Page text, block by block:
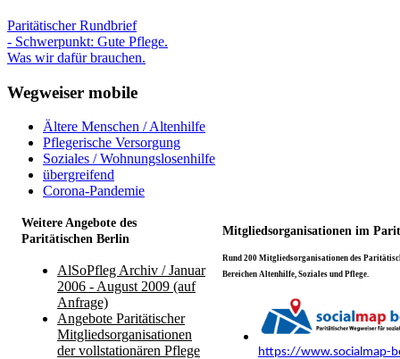
Paritätischer Rundbrief
- Schwerpunkt: Gute Pflege.
Was wir dafür brauchen.
Wegweiser mobile
Ältere Menschen / Altenhilfe
Pflegerische Versorgung
Soziales / Wohnungslosenhilfe
übergreifend
Corona-Pandemie
Weitere Angebote des
Paritätischen Berlin
Mitgliedsorganisationen im
AlSoPfleg Archiv / Januar
2006 - August 2009 (auf
Anfrage)
Angebote Paritätischer
Mitgliedsorganisationen
der vollstationären Pflege
Rund 200 Mitgliedsorganisationen des
Bereichen Altenhilfe, Soziales und Pflege.
https://www.socialmap-